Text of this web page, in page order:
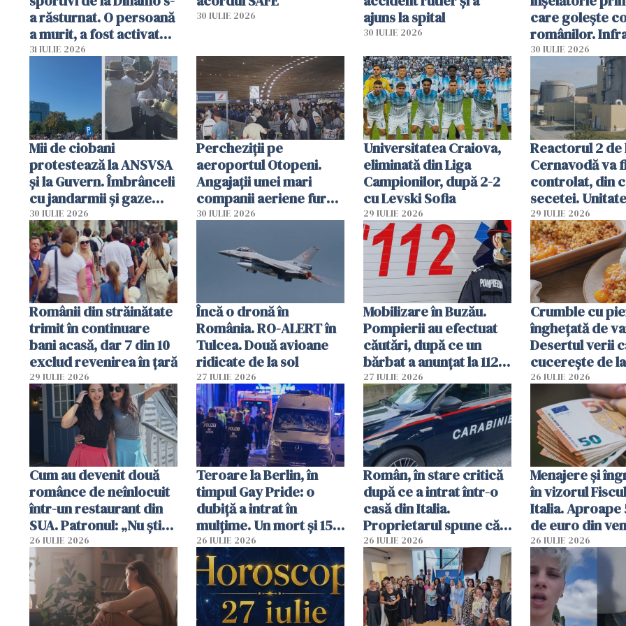
a răsturnat. O persoană
a murit, a fost activat
planul roșu de
31 IULIE 2026
30 IULIE 2026
ajuns la spital
30 IULIE 2026
care golește
românilor.
folosesc
Ghișeul.ro și
Române
30 IULIE 2026
Mii de ciobani
protestează la ANSVSA
și la Guvern. Îmbrânceli
cu jandarmii și gaze
lacrimogene
30 IULIE 2026
Percheziții pe
aeroportul Otopeni.
Angajații unei mari
companii aeriene furau
parfumuri, ceasuri și
vânzării
30 IULIE 2026
Universitatea Craiova,
eliminată din Liga
Campionilor, după 2-2
cu Levski Sofia
29 IULIE 2026
Reactorul 2 de
Cernavodă va
controlat, din
secetei.
deja oprită
29 IULIE 2026
Românii din străinătate
trimit în continuare
bani acasă, dar 7 din 10
exclud revenirea în țară
29 IULIE 2026
Încă o dronă în
România. RO-ALERT în
Tulcea. Două avioane
ridicate de la sol
27 IULIE 2026
Mobilizare în Buzău.
Pompierii au efectuat
căutări, după ce un
bărbat a anunțat la 112
că a văzut un obiect
luminos
27 IULIE 2026
Crumble cu
înghețată de
Desertul verii
cucerește de
lingură
26 IULIE 2026
Cum au devenit două
românce de neînlocuit
într-un restaurant din
SUA. Patronul: „Nu știu
ce o să mă fac fără voi”
26 IULIE 2026
Teroare la Berlin, în
timpul Gay Pride: o
dubiță a intrat în
mulțime. Un mort și 15
răniți
26 IULIE 2026
Român, în stare critică
după ce a intrat într-o
casă din Italia.
Proprietarul spune că
s-a apărat cu un cuțit
26 IULIE 2026
Menajere și
în vizorul
Italia. Aproape
de euro din
ascunși de
26 IULIE 2026